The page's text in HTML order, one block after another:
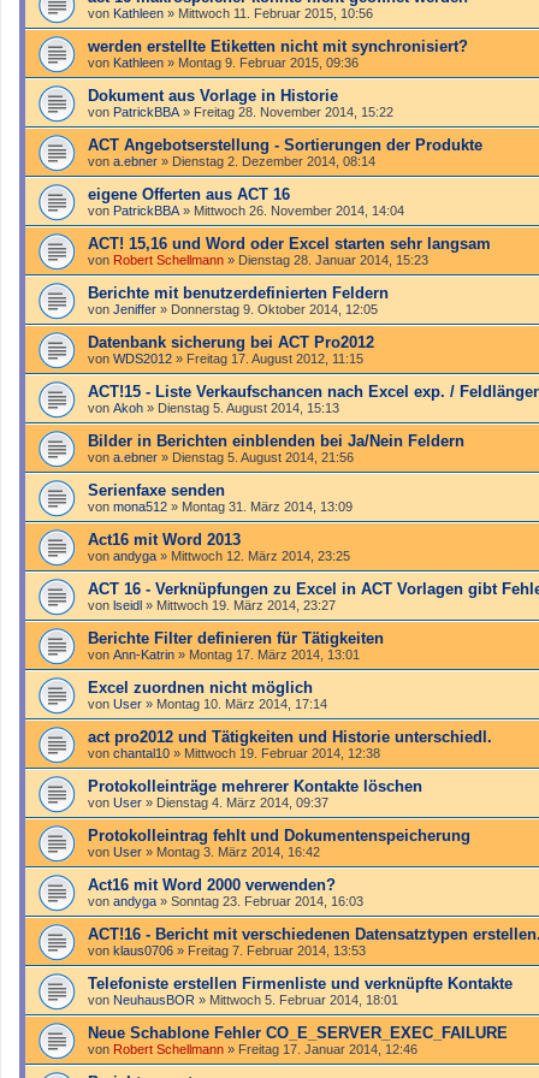
von Kathleen » Mittwoch 11. Februar 2015, 10:56
werden erstellte Etiketten nicht mit synchronisiert?
von Kathleen » Montag 9. Februar 2015, 09:36
Dokument aus Vorlage in Historie
von PatrickBBA » Freitag 28. November 2014, 15:22
ACT Angebotserstellung - Sortierungen der Produkte
von a.ebner » Dienstag 2. Dezember 2014, 08:14
eigene Offerten aus ACT 16
von PatrickBBA » Mittwoch 26. November 2014, 14:04
ACT! 15,16 und Word oder Excel starten sehr langsam
von Robert Schellmann » Dienstag 28. Januar 2014, 15:23
Berichte mit benutzerdefinierten Feldern
von Jeniffer » Donnerstag 9. Oktober 2014, 12:05
Datenbank sicherung bei ACT Pro2012
von WDS2012 » Freitag 17. August 2012, 11:15
ACT!15 - Liste Verkaufschancen nach Excel exp. /
von Akoh » Dienstag 5. August 2014, 15:13
Bilder in Berichten einblenden bei Ja/Nein Feldern
von a.ebner » Dienstag 5. August 2014, 21:56
Serienfaxe senden
von mona512 » Montag 31. März 2014, 13:09
Act16 mit Word 2013
von andyga » Mittwoch 12. März 2014, 23:25
ACT 16 - Verknüpfungen zu Excel in ACT Vorlagen gibt
von lseidl » Mittwoch 19. März 2014, 23:27
Berichte Filter definieren für Tätigkeiten
von Ann-Katrin » Montag 17. März 2014, 13:01
Excel zuordnen nicht möglich
von User » Montag 10. März 2014, 17:14
act pro2012 und Tätigkeiten und Historie unterschiedl.
von chantal10 » Mittwoch 19. Februar 2014, 12:38
Protokolleinträge mehrerer Kontakte löschen
von User » Dienstag 4. März 2014, 09:37
Protokolleintrag fehlt und Dokumentenspeicherung
von User » Montag 3. März 2014, 16:42
Act16 mit Word 2000 verwenden?
von andyga » Sonntag 23. Februar 2014, 16:03
ACT!16 - Bericht mit verschiedenen Datensatztypen
von klaus0706 » Freitag 7. Februar 2014, 13:53
Telefoniste erstellen Firmenliste und verknüpfte Kontakte
von NeuhausBOR » Mittwoch 5. Februar 2014, 18:01
Neue Schablone Fehler CO_E_SERVER_EXEC_FAILURE
von Robert Schellmann » Freitag 17. Januar 2014, 12:46